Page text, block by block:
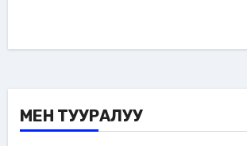
МЕН ТУУРАЛУУ